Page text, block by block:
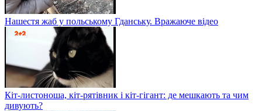
Нашестя жаб у польському Гданську. Вражаюче відео
Кіт-листоноша, кіт-рятівник і кіт-гігант: де мешкають та чим
дивують?